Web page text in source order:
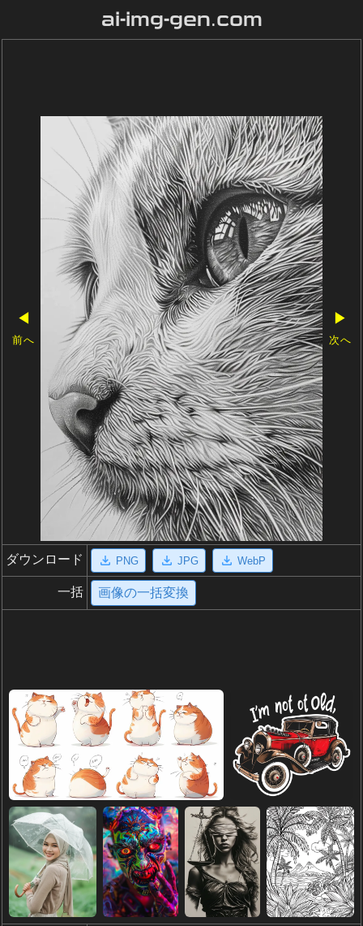
ai-img-gen.com
◀
前へ
▶
次へ
ダウンロード PNG JPG WebP
一括 画像の一括変換